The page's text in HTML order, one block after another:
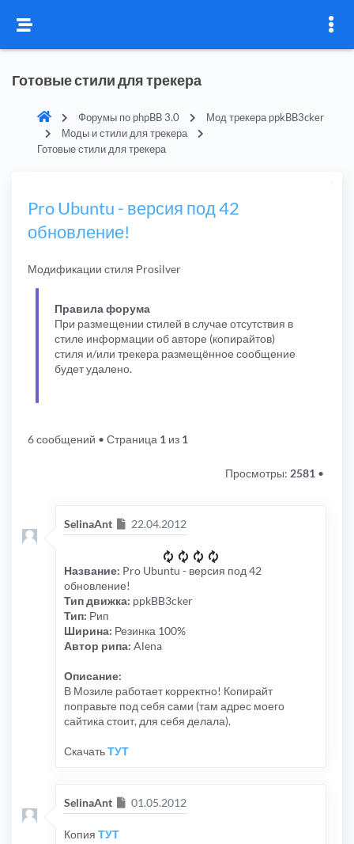
Готовые стили для трекера
Форумы по phpBB 3.0
Мод трекера ppkBB3cker
Моды и стили для трекера
Готовые стили для трекера
Pro Ubuntu - версия под 42
обновление!
Модификации стиля Prosilver
Правила форума
При размещении стилей в случае отсутствия в
стиле информации об авторе (копирайтов)
стиля и/или трекера размещённое сообщение
будет удалено.
6 сообщений • Страница 1 из 1
Просмотры: 2581 •
SelinaAnt Сообщение
22.04.2012
Название: Pro Ubuntu - версия под 42
обновление!
Тип движка: ppkBB3cker
Тип: Рип
Ширина: Резинка 100%
Автор рипа: Alena
Описание:
В Мозиле работает корректно! Копирайт
поправьте под себя сами (там адрес моего
сайтика стоит, для себя делала).
СкачатьТУТ
SelinaAnt Сообщение
01.05.2012
Копия ТУТ